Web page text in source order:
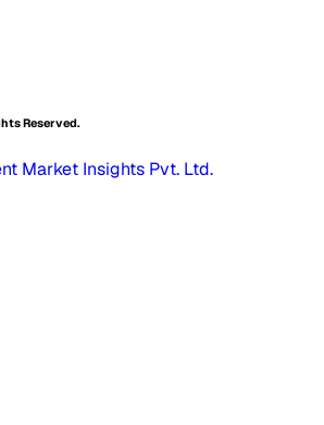
Reserved.
Market Insights Pvt. Ltd.